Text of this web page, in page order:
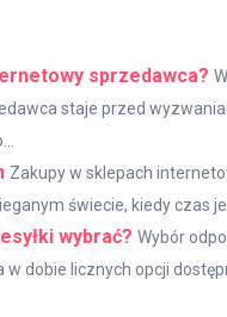
sprzedawca?
staje przed
Zakupy w sklepach
świecie, kiedy czas
wybrać? Wybór
dobie licznych opcji